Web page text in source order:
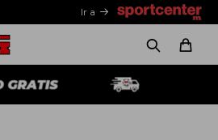
Ir a